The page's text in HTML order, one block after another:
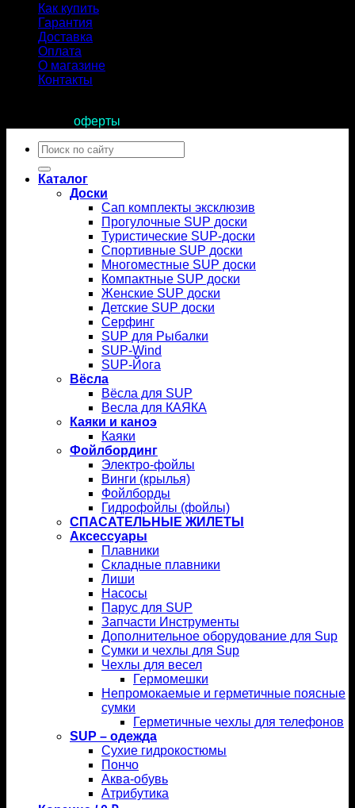
Как купить
Гарантия
Доставка
Оплата
О магазине
Контакты
оферты
Искать:
Каталог
Доски
Сап комплекты эксклюзив
Прогулочные SUP доски
Туристические SUP-доски
Спортивные SUP доски
Многоместные SUP доски
Компактные SUP доски
Женские SUP доски
Детские SUP доски
Серфинг
SUP для Рыбалки
SUP-Wind
SUP-Йога
Вёсла
Вёсла для SUP
Весла для КАЯКА
Каяки и каноэ
Каяки
Фойлбординг
Электро-фойлы
Винги (крылья)
Фойлборды
Гидрофойлы (фойлы)
СПАСАТЕЛЬНЫЕ ЖИЛЕТЫ
Аксессуары
Плавники
Складные плавники
Лиши
Насосы
Парус для SUP
Запчасти Инструменты
Дополнительное оборудование для Sup
Сумки и чехлы для Sup
Чехлы для весел
Гермомешки
Непромокаемые и герметичные поясные
сумки
Герметичные чехлы для телефонов
SUP – одежда
Сухие гидрокостюмы
Пончо
Аква-обувь
Атрибутика